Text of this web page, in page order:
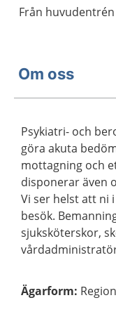
Från
Om oss
Psykiatri- och
göra akuta
mottagning och
disponerar även
Vi ser helst att ni
besök.
sjuksköterskor,
Ägarform: Region